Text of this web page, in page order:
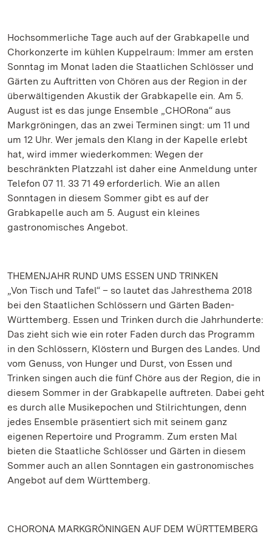
Hochsommerliche Tage auch auf der Grabkapelle und
Chorkonzerte im kühlen Kuppelraum: Immer am ersten
Sonntag im Monat laden die Staatlichen Schlösser und
Gärten zu Auftritten von Chören aus der Region in der
überwältigenden Akustik der Grabkapelle ein. Am 5.
August ist es das junge Ensemble „CHORona“ aus
Markgröningen, das an zwei Terminen singt: um 11 und
um 12 Uhr. Wer jemals den Klang in der Kapelle erlebt
hat, wird immer wiederkommen: Wegen der
beschränkten Platzzahl ist daher eine Anmeldung unter
Telefon 07 11. 33 71 49 erforderlich. Wie an allen
Sonntagen in diesem Sommer gibt es auf der
Grabkapelle auch am 5. August ein kleines
gastronomisches Angebot.
THEMENJAHR RUND UMS ESSEN UND TRINKEN
„Von Tisch und Tafel“ – so lautet das Jahresthema 2018
bei den Staatlichen Schlössern und Gärten Baden-
Württemberg. Essen und Trinken durch die Jahrhunderte:
Das zieht sich wie ein roter Faden durch das Programm
in den Schlössern, Klöstern und Burgen des Landes. Und
vom Genuss, von Hunger und Durst, von Essen und
Trinken singen auch die fünf Chöre aus der Region, die in
diesem Sommer in der Grabkapelle auftreten. Dabei geht
es durch alle Musikepochen und Stilrichtungen, denn
jedes Ensemble präsentiert sich mit seinem ganz
eigenen Repertoire und Programm. Zum ersten Mal
bieten die Staatliche Schlösser und Gärten in diesem
Sommer auch an allen Sonntagen ein gastronomisches
Angebot auf dem Württemberg.
CHORONA MARKGRÖNINGEN AUF DEM WÜRTTEMBERG